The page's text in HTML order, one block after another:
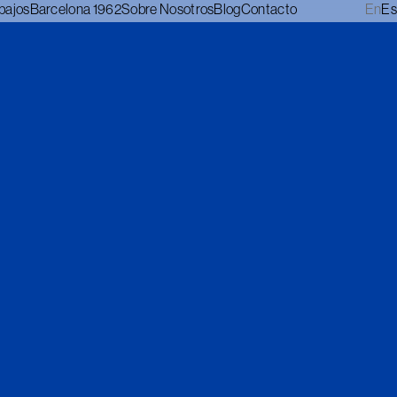
Barcelona 1962Sobre NosotrosBlogContacto Es
En